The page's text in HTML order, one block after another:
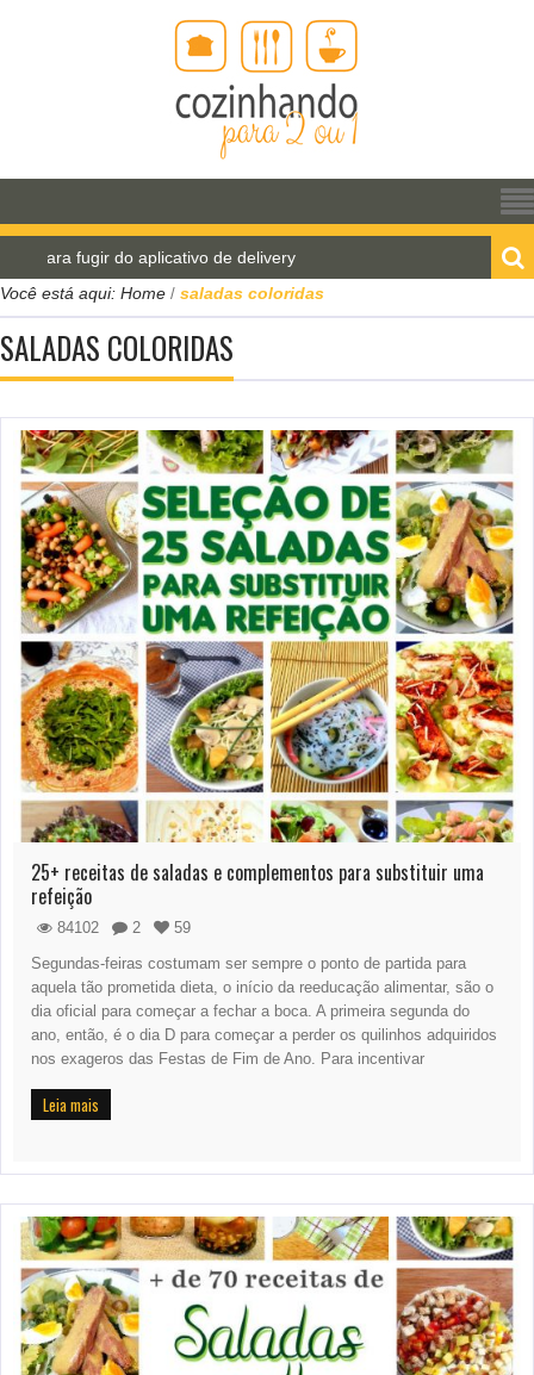
fugir do aplicativo de delivery
Pão de água
Você está aqui: Home / saladas coloridas
SALADAS COLORIDAS
25+ receitas de saladas e complementos para substituir uma
refeição
84102 2
59
Segundas-feiras costumam ser sempre o ponto de partida para
aquela tão prometida dieta, o início da reeducação alimentar, são o
dia oficial para começar a fechar a boca. A primeira segunda do
ano, então, é o dia D para começar a perder os quilinhos adquiridos
nos exageros das Festas de Fim de Ano. Para incentivar
Leia mais